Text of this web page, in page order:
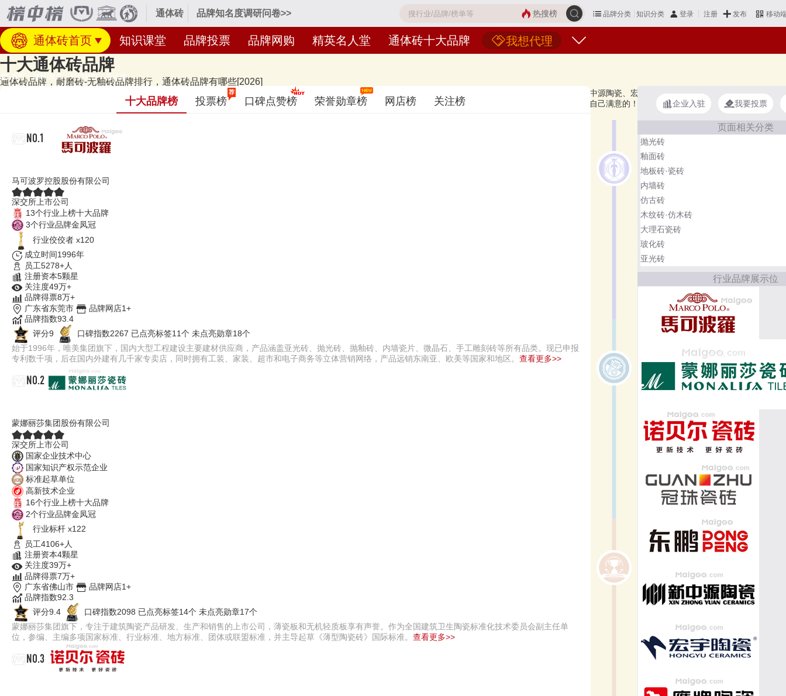
通体砖 品牌知名度调研问卷>> 品牌分类 知识分类 登录 注册 发布 移动
热搜榜
通体砖首页 知识课堂 品牌投票 品牌网购 精英名人堂 我想代理
通体砖十大品牌
十大通体砖品牌
通体砖品牌，耐磨砖-无釉砖品牌排行，通体砖品牌有哪些[2026]
发布啦！居前十的有：马可波罗瓷砖、蒙娜丽莎瓷砖、诺贝尔瓷砖、冠珠瓷砖GUANZHU、东鹏瓷砖DONGPENG、新中源陶瓷、宏宇陶瓷、鹰牌陶瓷、欧神诺OCEANO、
体砖十大品牌榜单和著名通体砖品牌名单的是口碑好或知名度高、有实力的品牌，排名不分先后，仅供借鉴参考，想知道什么牌子的通体砖好？您可以多比较，选择自己满意的！通体砖品牌主要属于商标分类的第19类
单更新时间：2026年07月27日（每月更新）
首页 > 建材/家居 > 外墙材料 > 通体砖
十大品牌榜 投票榜
荐
口碑点赞榜 荣誉勋章榜 网店榜 关注榜
NO.1
马可波罗控股股份有限公司
深交所上市公司
13个行业上榜十大品牌
3个行业品牌金凤冠
行业佼佼者 x120
成立时间1996年
员工5278+人
注册资本5颗星
关注度49万+
品牌得票8万+
广东省东莞市
品牌网店1+
品牌指数93.4
评分9
口碑指数2267 已点亮标签11个 未点亮勋章18个
始于1996年，唯美集团旗下，国内大型工程建设主要建材供应商，产品涵盖亚光砖、抛光砖、抛釉砖、内墙瓷片、微晶石、手工雕刻砖等所有品类。现已申报
专利数千项，后在国内外建有几千家专卖店，同时拥有工装、家装、超市和电子商务等立体营销网络，产品远销东南亚、欧美等国家和地区。 查看更多>>
NO.2
蒙娜丽莎集团股份有限公司
深交所上市公司
国家企业技术中心
国家知识产权示范企业
标准起草单位
高新技术企业
16个行业上榜十大品牌
2个行业品牌金凤冠
行业标杆 x122
员工4106+人
注册资本4颗星
关注度39万+
品牌得票7万+
广东省佛山市
品牌网店1+
品牌指数92.3
评分9.4
口碑指数2098 已点亮标签14个 未点亮勋章17个
蒙娜丽莎集团旗下，专注于建筑陶瓷产品研发、生产和销售的上市公司，薄瓷板和无机轻质板享有声誉。作为全国建筑卫生陶瓷标准化技术委员会副主任单
位，参编、主编多项国家标准、行业标准、地方标准、团体或联盟标准，并主导起草《薄型陶瓷砖》国际标准。 查看更多>>
NO.3
企业入驻 我要投票
页面相关分类
抛光砖
釉面砖
地板砖·瓷砖
内墙砖
仿古砖
木纹砖·仿木砖
大理石瓷砖
玻化砖
亚光砖
行业品牌展示位